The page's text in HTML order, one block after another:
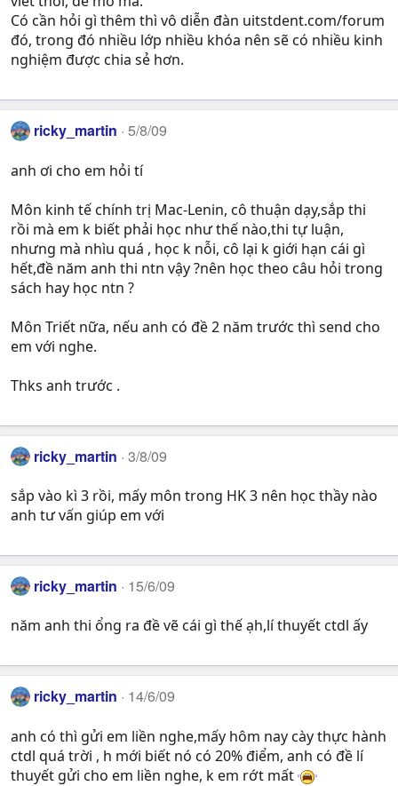
Có cần hỏi gì thêm thì vô diễn đàn uitstdent.com/forum
đó, trong đó nhiều lớp nhiều khóa nên sẽ có nhiều kinh
nghiệm được chia sẻ hơn.
ricky_martin 5/8/09
anh ơi cho em hỏi tí
Môn kinh tế chính trị Mac-Lenin, cô thuận dạy,sắp thi
rồi mà em k biết phải học như thế nào,thi tự luận,
nhưng mà nhìu quá , học k nỗi, cô lại k giới hạn cái gì
hết,đề năm anh thi ntn vậy ?nên học theo câu hỏi trong
sách hay học ntn ?
Môn Triết nữa, nếu anh có đề 2 năm trước thì send cho
em với nghe.
Thks anh trước .
ricky_martin 3/8/09
sắp vào kì 3 rồi, mấy môn trong HK 3 nên học thầy nào
anh tư vấn giúp em với
ricky_martin 15/6/09
năm anh thi ổng ra đề vẽ cái gì thế ạh,lí thuyết ctdl ấy
ricky_martin 14/6/09
anh có thì gửi em liền nghe,mấy hôm nay cày thực hành
ctdl quá trời , h mới biết nó có 20% điểm, anh có đề lí
thuyết gửi cho em liền nghe, k em rớt mất